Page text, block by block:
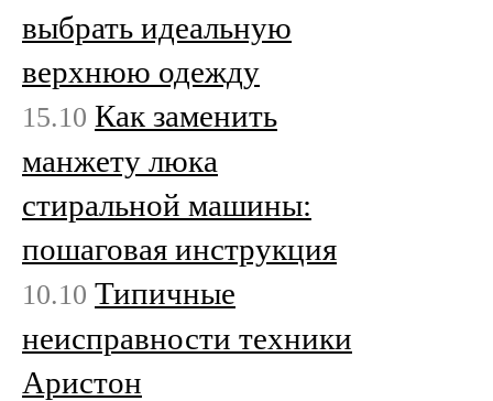
выбрать идеальную
верхнюю одежду
15.10 Как заменить
манжету люка
стиральной машины:
пошаговая инструкция
10.10 Типичные
неисправности техники
Аристон